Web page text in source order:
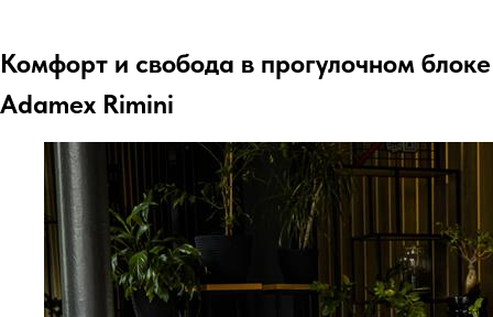
Комфорт и свобода в прогулочном блоке
Adamex Rimini